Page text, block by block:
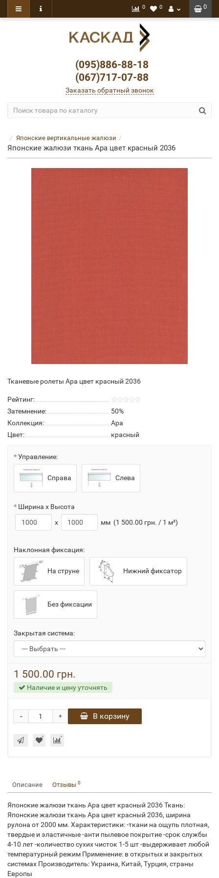
0
0 0
(095)886-88-18
(067)717-07-88
Заказать обратный звонок
Японские вертикальные жалюзи
Японские жалюзи ткань Ара цвет красный 2036
Тканевые ролеты Ара цвет красный 2036
Рейтинг:
Затемнение:
50%
Коллекция:
Ара
Цвет:
красный
Управление:
Справа Слева
Ширина x Высота
x
мм (1 500.00 грн. / 1 м²)
Наклонная фиксация:
На струне Нижний фиксатор
Без фиксации
Закрытая система:
1 500.00 грн.
Наличие и цену уточнять
+
- В корзину
Описание Отзывы 0
Японские жалюзи ткань Ара цвет красный 2036 Ткань:
Японские жалюзи ткань Ара цвет красный 2036, ширина
рулона от 2000 мм. Характеристики: -ткани на ощупь плотная,
твердые и эластичные -анти пылевое покрытие -срок службы
4-10 лет -количество сухих чисток 1-5 шт -выдерживает любой
температурный режим Применение: в открытых и закрытых
системах Производитель: Украина, Китай, Турция, страны
Европы